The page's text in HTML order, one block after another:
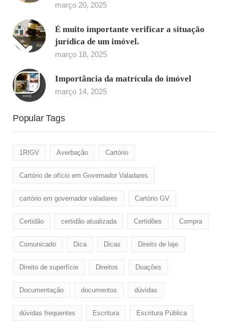
março 20, 2025
É muito importante verificar a situação
jurídica de um imóvel.
março 18, 2025
Importância da matrícula do imóvel
março 14, 2025
Popular Tags
1RIGV Averbação Cartório
Cartório de ofício em Governador Valadares
cartório em governador valadares Cartório GV
Certidão certidão atualizada Certidões Compra
Comunicado Dica Dicas Direito de laje
Direito de superfície Direitos Doaçôes
Documentação documentos dúvidas
dúvidas frequentes Escritura Escritura Pública